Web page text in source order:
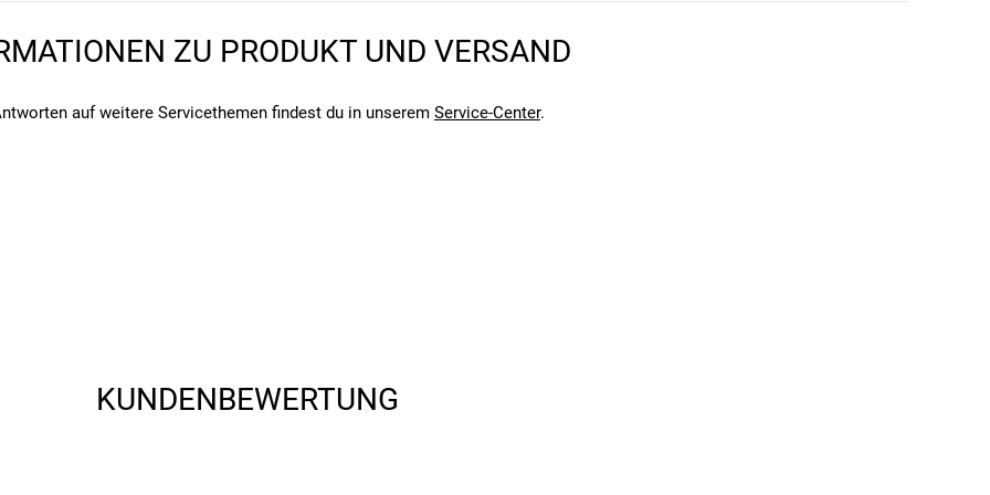
und den verbauten Komponenten bei Fahrrädern kommen kann. Einen Fehler gefunden?
ZU PRODUKT UND VERSAND
auf weitere Servicethemen findest du in unserem Service-Center.
KUNDENBEWERTUNG